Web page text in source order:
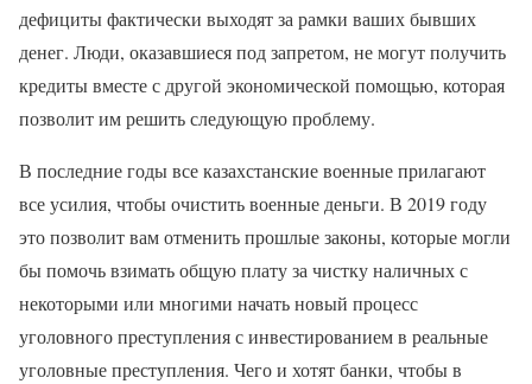
дефициты фактически выходят за рамки ваших бывших
денег. Люди, оказавшиеся под запретом, не могут получить
кредиты вместе с другой экономической помощью, которая
позволит им решить следующую проблему.
В последние годы все казахстанские военные прилагают
все усилия, чтобы очистить военные деньги. В 2019 году
это позволит вам отменить прошлые законы, которые могли
бы помочь взимать общую плату за чистку наличных с
некоторыми или многими начать новый процесс
уголовного преступления с инвестированием в реальные
уголовные преступления. Чего и хотят банки, чтобы в